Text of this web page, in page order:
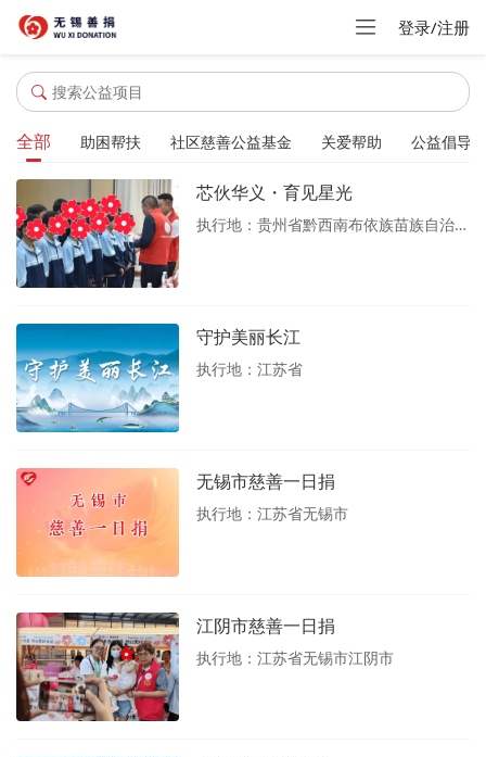
登录/注册
全部 助困帮扶 社区慈善公益基金 关爱帮助 公益倡导
芯伙华义・育见星光
执行地：贵州省黔西南布依族苗族自治州安龙县
守护美丽长江
执行地：江苏省
无锡市慈善一日捐
执行地：江苏省无锡市
江阴市慈善一日捐
执行地：江苏省无锡市江阴市